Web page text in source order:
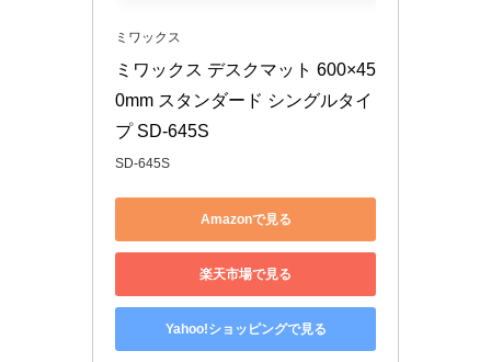
ミワックス
ミワックス デスクマット 600×45
0mm スタンダード シングルタイ
プ SD-645S
SD-645S
Amazonで見る
楽天市場で見る
Yahoo!ショッピングで見る